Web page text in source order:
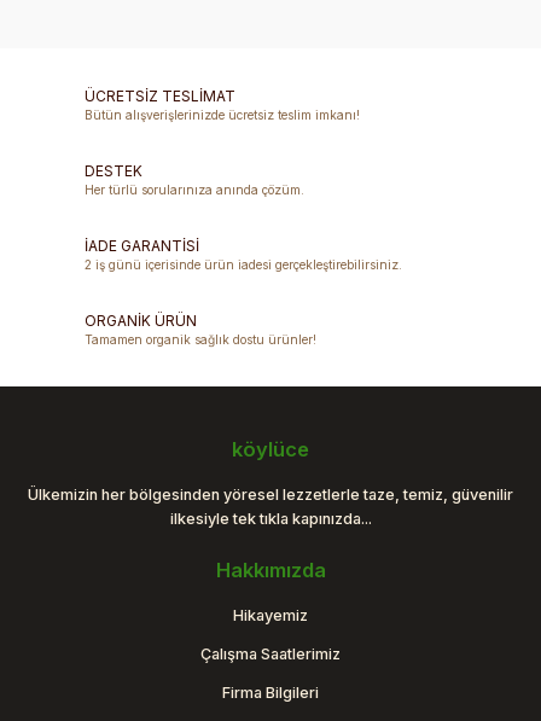
Ürün açıklamasında eksik bilgiler bulunuyor.
Ürün fiyatı diğer sitelerden daha pahalı.
Bu ürüne benzer farklı alternatifler olmalı.
ÜCRETSİZ TESLİMAT
Bütün alışverişlerinizde ücretsiz teslim imkanı!
DESTEK
Her türlü sorularınıza anında çözüm.
İADE GARANTİSİ
2 iş günü içerisinde ürün iadesi gerçekleştirebilirsiniz.
ORGANİK ÜRÜN
Tamamen organik sağlık dostu ürünler!
köylüce
Ülkemizin her bölgesinden yöresel lezzetlerle taze, temiz, güvenilir
ilkesiyle tek tıkla kapınızda...
Hakkımızda
Hikayemiz
Çalışma Saatlerimiz
Firma Bilgileri